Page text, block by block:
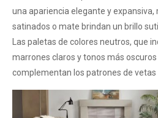
una apariencia elegante y
satinados o mate brindan un brillo
Las paletas de colores neutros, que
marrones claros y tonos más
complementan los patrones de